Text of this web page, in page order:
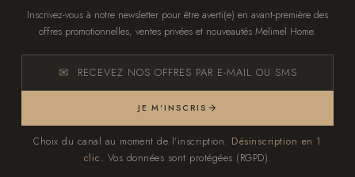
Inscrivez-vous à notre newsletter pour être averti(e) en avant-première des
offres promotionnelles, ventes privées et nouveautés Melimel Home.
RECEVEZ NOS OFFRES PAR E-MAIL OU SMS
JE M'INSCRIS
Choix du canal au moment de l'inscription. Désinscription en 1
clic. Vos données sont protégées (RGPD).